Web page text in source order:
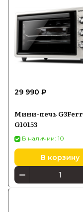
29 990 ₽
Мини-печь
G10153
В наличии: 10
В корзину